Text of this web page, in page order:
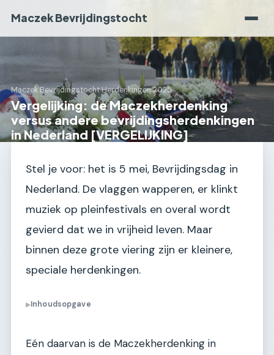
Maczek Bevrijdingstocht
Maczek Bevrijdingstocht›Herdenkingen 2025
Vergelijking: de Maczekherdenking
versus andere bevrijdingsherdenkingen
in Nederland [VERGELIJKING]
Stel je voor: het is 5 mei, Bevrijdingsdag in
Nederland. De vlaggen wapperen, er klinkt
muziek op pleinfestivals en overal wordt
gevierd dat we in vrijheid leven. Maar
binnen deze grote viering zijn er kleinere,
speciale herdenkingen.
▶Inhoudsopgave
Eén daarvan is de Maczekherdenking in